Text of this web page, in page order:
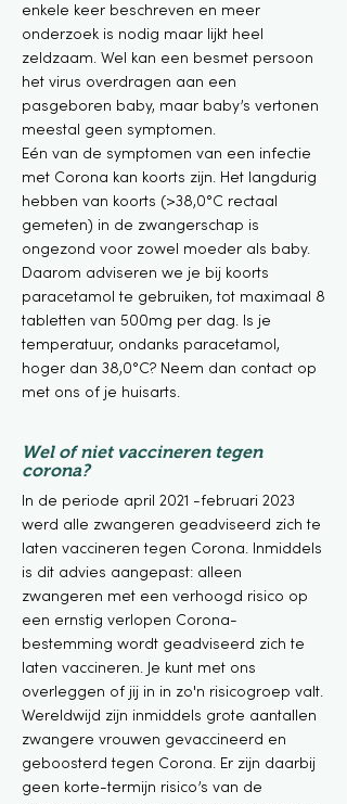
enkele keer beschreven en meer
onderzoek is nodig maar lijkt heel
zeldzaam. Wel kan een besmet persoon
het virus overdragen aan een
pasgeboren baby, maar baby’s vertonen
meestal geen symptomen.
Eén van de symptomen van een infectie
met Corona kan koorts zijn. Het langdurig
hebben van koorts (>38,0°C rectaal
gemeten) in de zwangerschap is
ongezond voor zowel moeder als baby.
Daarom adviseren we je bij koorts
paracetamol te gebruiken, tot maximaal 8
tabletten van 500mg per dag. Is je
temperatuur, ondanks paracetamol,
hoger dan 38,0°C? Neem dan contact op
met ons of je huisarts.
Wel of niet vaccineren tegen
corona?
In de periode april 2021 -februari 2023
werd alle zwangeren geadviseerd zich te
laten vaccineren tegen Corona. Inmiddels
is dit advies aangepast: alleen
zwangeren met een verhoogd risico op
een ernstig verlopen Corona-
bestemming wordt geadviseerd zich te
laten vaccineren. Je kunt met ons
overleggen of jij in in zo'n risicogroep valt.
Wereldwijd zijn inmiddels grote aantallen
zwangere vrouwen gevaccineerd en
geboosterd tegen Corona. Er zijn daarbij
geen korte-termijn risico’s van de